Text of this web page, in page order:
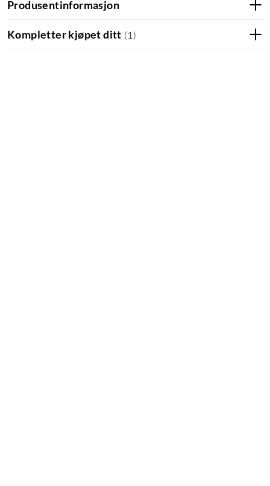
Produsentinformasjon
Kompletter kjøpet ditt (1 )